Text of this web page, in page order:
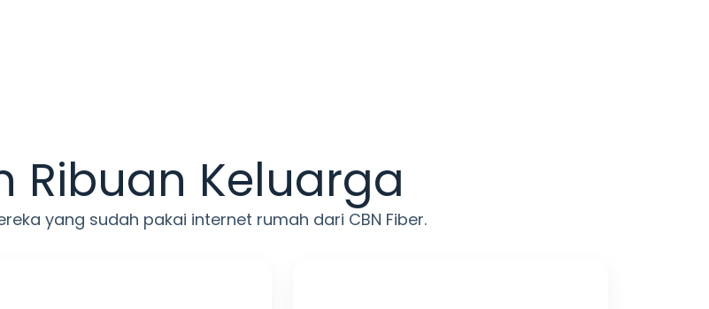
Ribuan Keluarga
yang sudah pakai internet rumah dari CBN Fiber.